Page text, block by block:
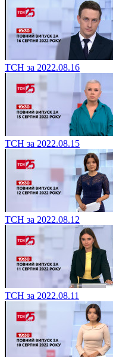
ТСН за 2022.08.16
ТСН за 2022.08.15
ТСН за 2022.08.12
ТСН за 2022.08.11